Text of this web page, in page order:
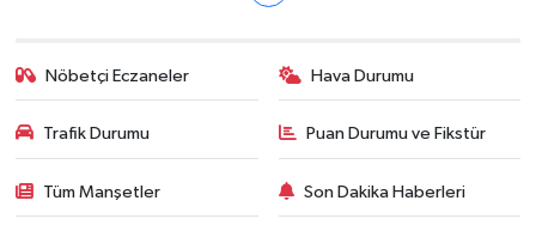
Nöbetçi Eczaneler Hava Durumu
Trafik Durumu Puan Durumu ve Fikstür
Tüm Manşetler Son Dakika Haberleri